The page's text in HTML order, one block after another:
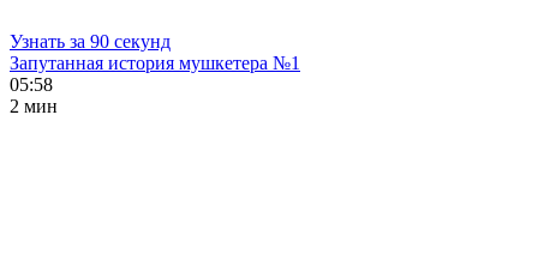
Узнать за 90 секунд
Запутанная история мушкетера №1
05:58
2 мин